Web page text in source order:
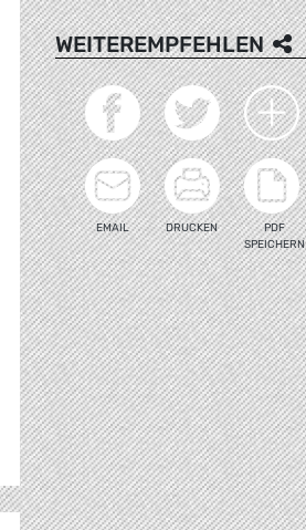
WEITEREMPFEHLEN
EMAIL DRUCKEN
PDF
SPEICHERN